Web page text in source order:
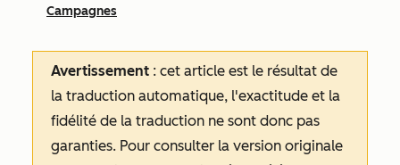
Campagnes
Avertissement : cet article est le résultat de
la traduction automatique, l'exactitude et la
fidélité de la traduction ne sont donc pas
garanties. Pour consulter la version originale